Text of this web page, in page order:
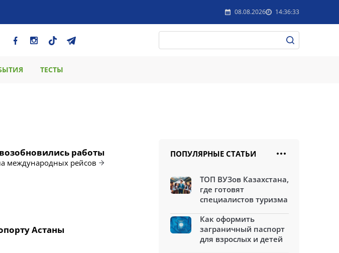
08.08.2026 14:36:33
ТЕСТЫ
работы
международных рейсов
Астаны
ПОПУЛЯРНЫЕ СТАТЬИ
ТОП ВУЗов Казахстана,
где готовят
специалистов туризма
Как оформить
заграничный паспорт
для взрослых и детей